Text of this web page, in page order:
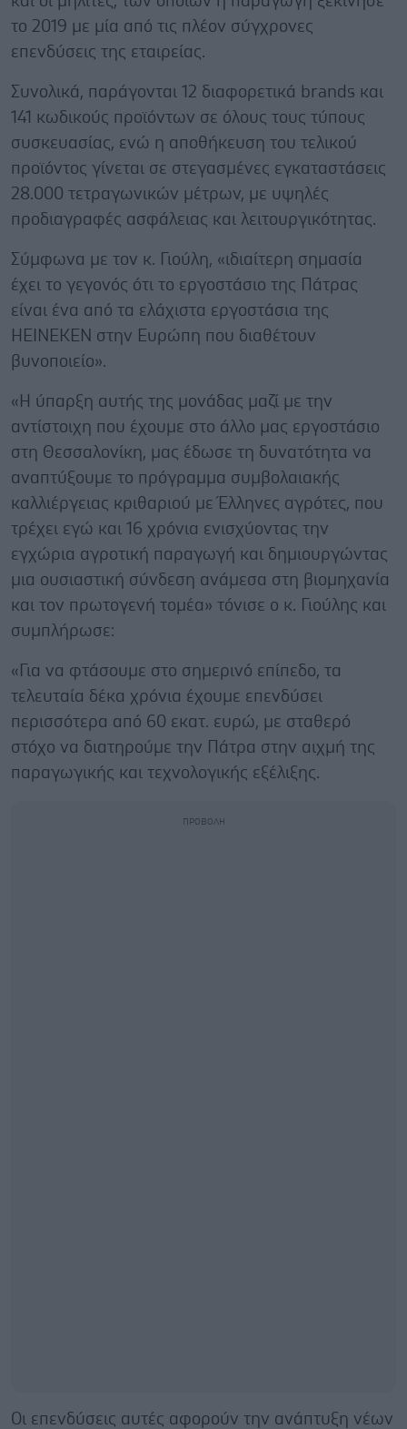
το 2019 με μία από τις πλέον σύγχρονες
επενδύσεις της εταιρείας.
Συνολικά, παράγονται 12 διαφορετικά brands και
141 κωδικούς προϊόντων σε όλους τους τύπους
συσκευασίας, ενώ η αποθήκευση του τελικού
προϊόντος γίνεται σε στεγασμένες εγκαταστάσεις
28.000 τετραγωνικών μέτρων, με υψηλές
προδιαγραφές ασφάλειας και λειτουργικότητας.
Σύμφωνα με τον κ. Γιούλη, «ιδιαίτερη σημασία
έχει το γεγονός ότι το εργοστάσιο της Πάτρας
είναι ένα από τα ελάχιστα εργοστάσια της
ΗΕΙΝΕΚΕΝ στην Ευρώπη που διαθέτουν
βυνοποιείο».
«Η ύπαρξη αυτής της μονάδας μαζί με την
αντίστοιχη που έχουμε στο άλλο μας εργοστάσιο
στη Θεσσαλονίκη, μας έδωσε τη δυνατότητα να
αναπτύξουμε το πρόγραμμα συμβολαιακής
καλλιέργειας κριθαριού με Έλληνες αγρότες, που
τρέχει εγώ και 16 χρόνια ενισχύοντας την
εγχώρια αγροτική παραγωγή και δημιουργώντας
μια ουσιαστική σύνδεση ανάμεσα στη βιομηχανία
και τον πρωτογενή τομέα» τόνισε ο κ. Γιούλης και
συμπλήρωσε:
«Για να φτάσουμε στο σημερινό επίπεδο, τα
τελευταία δέκα χρόνια έχουμε επενδύσει
περισσότερα από 60 εκατ. ευρώ, με σταθερό
στόχο να διατηρούμε την Πάτρα στην αιχμή της
παραγωγικής και τεχνολογικής εξέλιξης.
Οι επενδύσεις αυτές αφορούν την ανάπτυξη νέων